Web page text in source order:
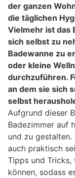
der ganzen
die täglichen
Vielmehr ist das
sich selbst zu
Badewanne zu
oder kleine
durchzuführen.
an dem sie sich
selbst
Aufgrund dieser
Badezimmer auf
und zu
auch praktisch
Tipps und Tricks,
können, sodass